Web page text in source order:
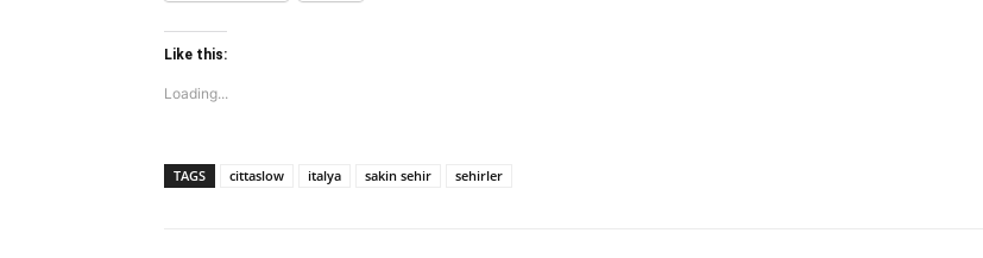
Like this:
Loading...
TAGS cittaslow italya sakin sehir sehirler